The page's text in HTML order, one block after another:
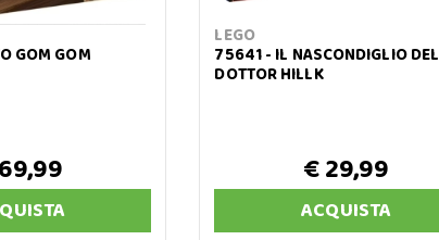
GOM GOM
LEGO
75641 - IL NASCONDIGLIO DEL
DOTTOR HILLK
€ 29,99
ACQUISTA